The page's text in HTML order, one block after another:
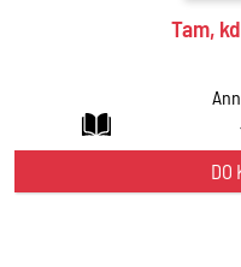
Tam,
DO